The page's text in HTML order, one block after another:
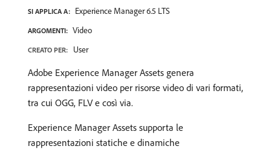
SI APPLICA A: Experience Manager 6.5 LTS
ARGOMENTI: Video
CREATO PER: User
Adobe Experience Manager Assets genera
rappresentazioni video per risorse video di vari formati,
tra cui OGG, FLV e così via.
Experience Manager Assets supporta le
rappresentazioni statiche e dinamiche